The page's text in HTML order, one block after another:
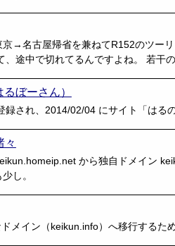
→名古屋帰省を兼ねてR152のツー
途中で切れてるんですよね。 若干
ぼーさん）
され、2014/02/04 にサイト「はる
々
から独自ドメイン
し。
メイン（keikun.info）へ移行するた